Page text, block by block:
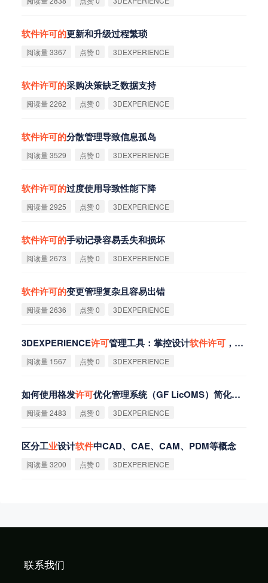
软件许可的更新和升级过程繁琐
阅读量 3367 点赞 0 3DEXPERIENCE
软件许可的采购决策缺乏数据支持
阅读量 2262 点赞 0 3DEXPERIENCE
软件许可的分散管理导致信息孤岛
阅读量 3529 点赞 0 3DEXPERIENCE
软件许可的过度使用导致性能下降
阅读量 2925 点赞 0 3DEXPERIENCE
软件许可的手动记录容易丢失和损坏
阅读量 2673 点赞 0 3DEXPERIENCE
软件许可的变更管理复杂且容易出错
阅读量 2636 点赞 0 3DEXPERIENCE
3DEXPERIENCE许可管理工具：掌控设计软件许可 ，提升竞争力
阅读量 1567 点赞 0 3DEXPERIENCE
如何使用格发许可优化管理系统（GF LicOMS）简化软
阅读量 2483 点赞 0 3DEXPERIENCE
区分工业设计软件中CAD、CAE、CAM、PDM等概念
阅读量 3200 点赞 0 3DEXPERIENCE
联系我们